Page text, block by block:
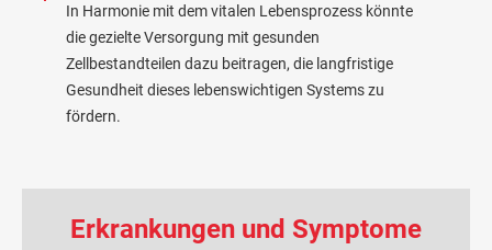
In Harmonie mit dem vitalen Lebensprozess könnte
die gezielte Versorgung mit gesunden
Zellbestandteilen dazu beitragen, die langfristige
Gesundheit dieses lebenswichtigen Systems zu
fördern.
Erkrankungen und Symptome